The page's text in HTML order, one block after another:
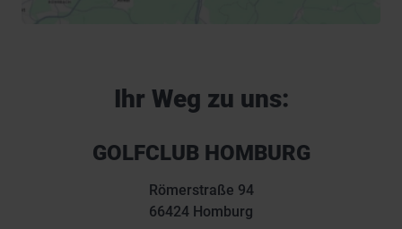
Ihr Weg zu uns:
GOLFCLUB HOMBURG
Römerstraße 94
66424 Homburg